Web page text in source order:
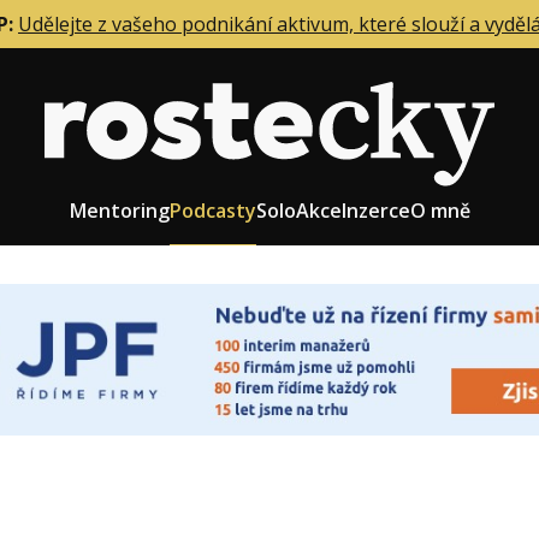
Udělejte z vašeho podnikání aktivum, které slouží a
MentoringPodcastySoloAkceInzerceO mně
firmy
zaměstnanců
Role zakladatele/CEO
Růst firmy